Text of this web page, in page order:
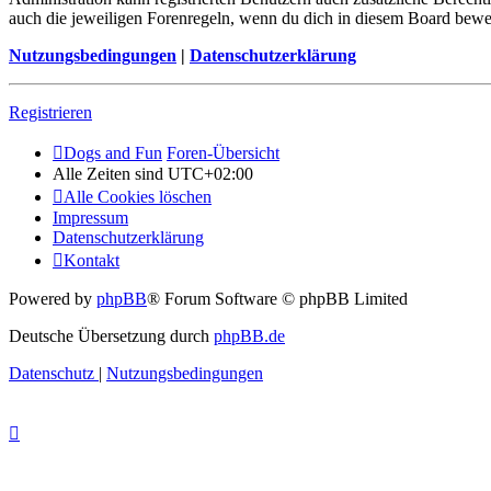
auch die jeweiligen Forenregeln, wenn du dich in diesem Board
Nutzungsbedingungen | Datenschutzerklärung
Registrieren
Dogs and Fun Foren-Übersicht
Alle Zeiten sind UTC+02:00
Alle Cookies löschen
Impressum
Datenschutzerklärung
Kontakt
Powered by phpBB® Forum Software © phpBB Limited
Deutsche Übersetzung durch phpBB.de
Datenschutz | Nutzungsbedingungen